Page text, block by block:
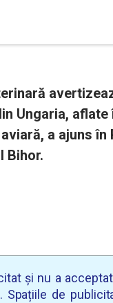
Ungaria,
a ajuns în
Bihor.
și nu a
Spațiile de